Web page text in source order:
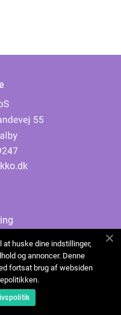
huske dine indstillinger,
og annoncer. Denne
fortsat brug af websiden